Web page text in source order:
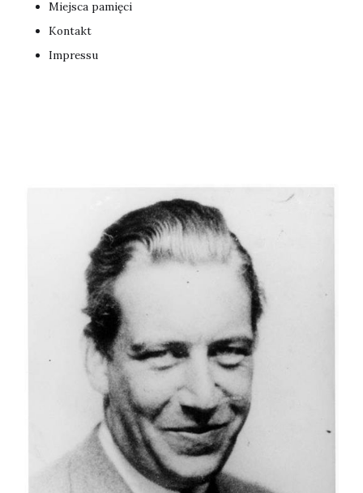
Miejsca pamięci
Kontakt
Impressu